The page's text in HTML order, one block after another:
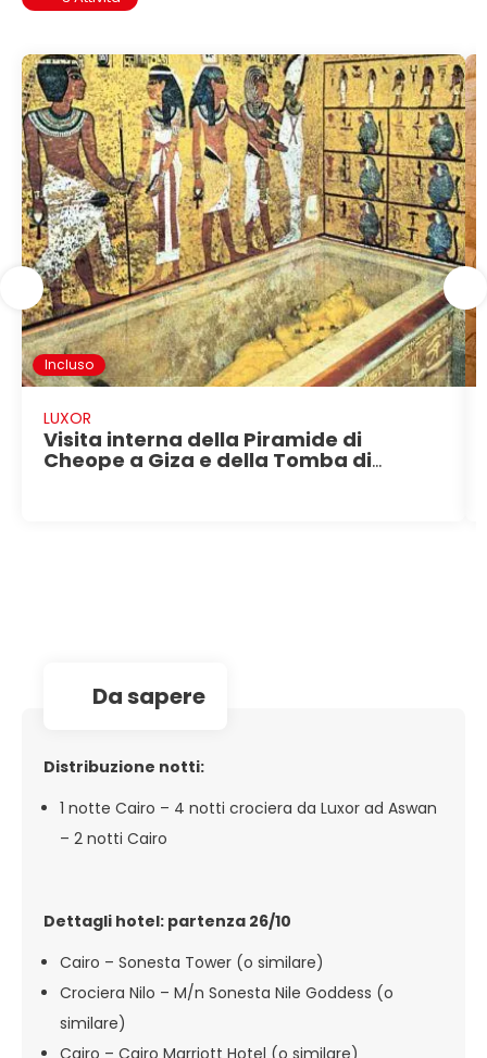
Incluso
LUXOR
Visita interna della Piramide di
Cheope a Giza e della Tomba di
da sapere
Distribuzione notti:
1 notte Cairo – 4 notti crociera da Luxor ad Aswan
– 2 notti Cairo
Dettagli hotel: partenza 26/10
Cairo – Sonesta Tower (o similare)
Crociera Nilo – M/n Sonesta Nile Goddess (o
similare)
Cairo – Cairo Marriott Hotel (o similare)